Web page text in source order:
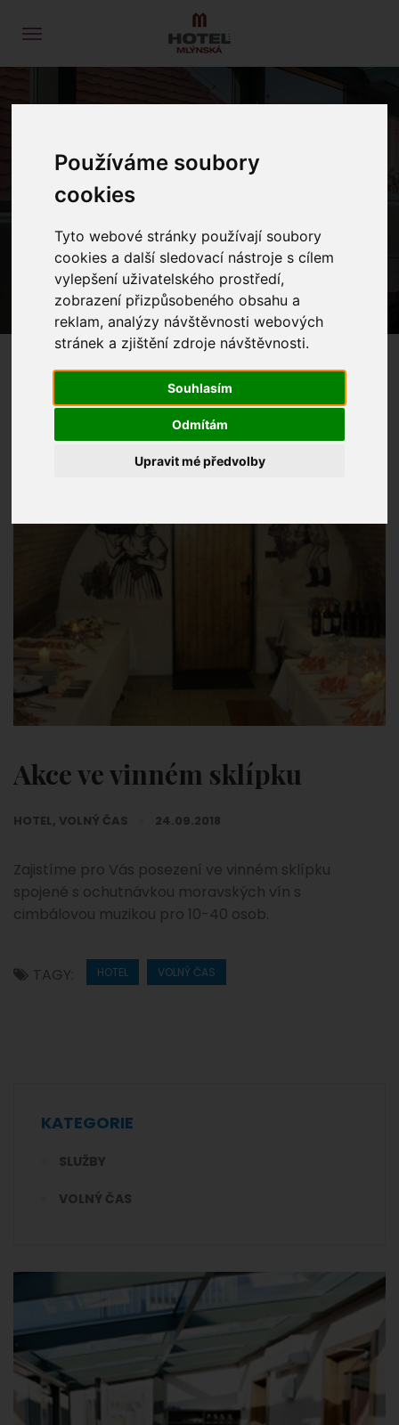
Používáme soubory
cookies
Tyto webové stránky používají soubory
cookies a další sledovací nástroje s cílem
vylepšení uživatelského prostředí,
zobrazení přizpůsobeného obsahu a
reklam, analýzy návštěvnosti webových
stránek a zjištění zdroje návštěvnosti.
Souhlasím
Odmítám
Upravit mé předvolby
AKCE VE VINNÉM
SKLÍPKU
ÚVOD VOLNÝ ČAS AKCE VE VINNÉM SKLÍPKU
Akce ve vinném sklípku
HOTEL, VOLNÝ ČAS 24.09.2018
Zajistíme pro Vás posezení ve vinném sklípku
spojené s ochutnávkou moravských vín s
cimbálovou muzikou pro 10-40 osob.
TAGY: HOTEL VOLNÝ ČAS
KATEGORIE
SLUŽBY
VOLNÝ ČAS